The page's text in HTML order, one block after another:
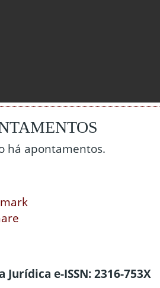
há apontamentos.
Jurídica e-ISSN: 2316-753X